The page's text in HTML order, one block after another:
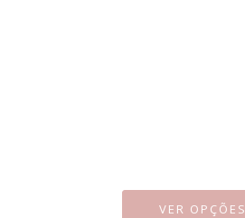
VER OPÇÕES